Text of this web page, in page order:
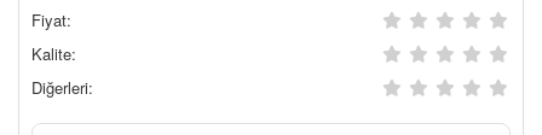
Fiyat:
Kalite:
Diğerleri: